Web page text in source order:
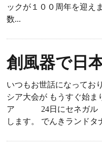
ックが１００周年を迎え
数...
創風器で日
いつもお世話になってお
シア大会が もうすぐ始ま
ア 24日にセネガル
します。 でんきランドタ